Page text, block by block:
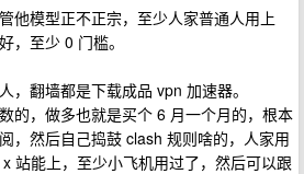
他模型正不正宗，至少人家普通人用上
，至少 0 门槛。
，翻墙都是下载成品 vpn 加速器。
的，做多也就是买个 6 月一个月的，根本
，然后自己捣鼓 clash 规则啥的，人家用
站能上，至少小飞机用过了，然后可以跟